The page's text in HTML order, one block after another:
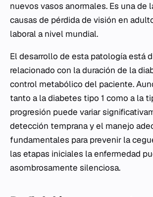
nuevos vasos anormales. Es una de
causas de pérdida de visión en
laboral a nivel mundial.
El desarrollo de esta patología está
relacionado con la duración de la
control metabólico del paciente.
tanto a la diabetes tipo 1 como a la
progresión puede variar
detección temprana y el manejo
fundamentales para prevenir la
las etapas iniciales la enfermedad
asombrosamente silenciosa.